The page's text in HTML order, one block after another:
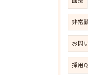
非常
お問
採用